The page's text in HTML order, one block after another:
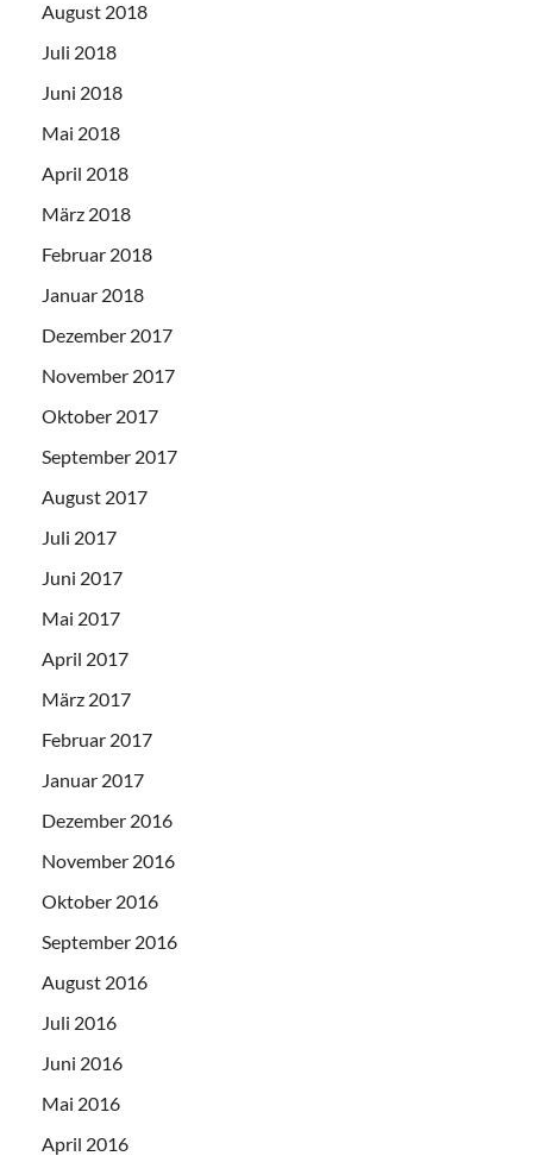
August 2018
Juli 2018
Juni 2018
Mai 2018
April 2018
März 2018
Februar 2018
Januar 2018
Dezember 2017
November 2017
Oktober 2017
September 2017
August 2017
Juli 2017
Juni 2017
Mai 2017
April 2017
März 2017
Februar 2017
Januar 2017
Dezember 2016
November 2016
Oktober 2016
September 2016
August 2016
Juli 2016
Juni 2016
Mai 2016
April 2016